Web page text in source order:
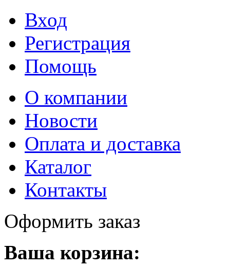
Вход
Регистрация
Помощь
О компании
Новости
Оплата и доставка
Каталог
Контакты
Оформить заказ
Ваша корзина: